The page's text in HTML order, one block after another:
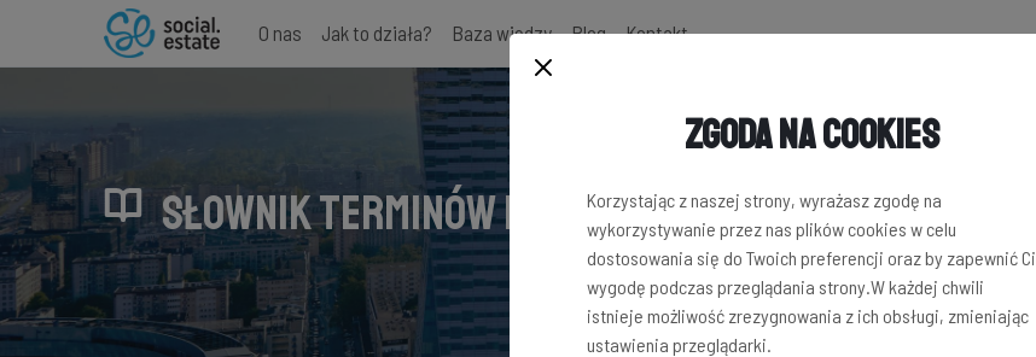
O nas Jak to działa? Baza wiedzy Blog Kontakt
SŁOWNIK TERMINÓW INWESTYCYJNYCH
Zgoda na Cookies
Korzystając z naszej strony, wyrażasz zgodę na
wykorzystywanie przez nas plików cookies w celu
dostosowania się do Twoich preferencji oraz by zapewnić Ci
wygodę podczas przeglądania strony.W każdej chwili
istnieje możliwość zrezygnowania z ich obsługi, zmieniając
ustawienia przeglądarki.